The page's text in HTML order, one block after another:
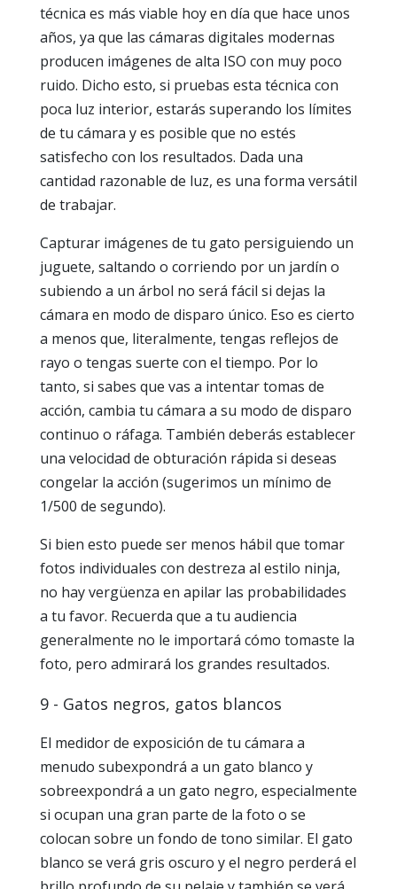
técnica es más viable hoy en día que hace unos
años, ya que las cámaras digitales modernas
producen imágenes de alta ISO con muy poco
ruido. Dicho esto, si pruebas esta técnica con
poca luz interior, estarás superando los límites
de tu cámara y es posible que no estés
satisfecho con los resultados. Dada una
cantidad razonable de luz, es una forma versátil
de trabajar.
Capturar imágenes de tu gato persiguiendo un
juguete, saltando o corriendo por un jardín o
subiendo a un árbol no será fácil si dejas la
cámara en modo de disparo único. Eso es cierto
a menos que, literalmente, tengas reflejos de
rayo o tengas suerte con el tiempo. Por lo
tanto, si sabes que vas a intentar tomas de
acción, cambia tu cámara a su modo de disparo
continuo o ráfaga. También deberás establecer
una velocidad de obturación rápida si deseas
congelar la acción (sugerimos un mínimo de
1/500 de segundo).
Si bien esto puede ser menos hábil que tomar
fotos individuales con destreza al estilo ninja,
no hay vergüenza en apilar las probabilidades
a tu favor. Recuerda que a tu audiencia
generalmente no le importará cómo tomaste la
foto, pero admirará los grandes resultados.
9 - Gatos negros, gatos blancos
El medidor de exposición de tu cámara a
menudo subexpondrá a un gato blanco y
sobreexpondrá a un gato negro, especialmente
si ocupan una gran parte de la foto o se
colocan sobre un fondo de tono similar. El gato
blanco se verá gris oscuro y el negro perderá el